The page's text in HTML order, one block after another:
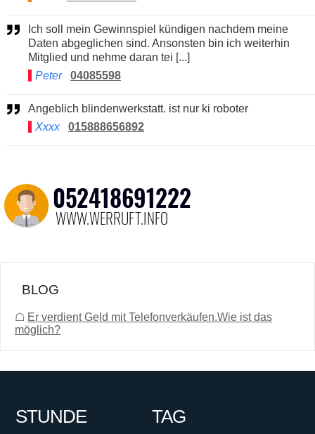
Daten abgeglichen sind. Ansonsten bin ich weiterhin
Mitglied und nehme daran tei [...]
Peter
04085598
Angeblich blindenwerkstatt. ist nur ki roboter
Xxxx
015888656892
BLOG
☖ Er verdient Geld mit Telefonverkäufen.Wie ist das
möglich?
STUNDE TAG